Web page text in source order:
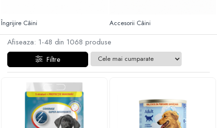
Îngrijire Câini Accesorii Câini
Afiseaza: 1-48 din 1068 produse
Filtre